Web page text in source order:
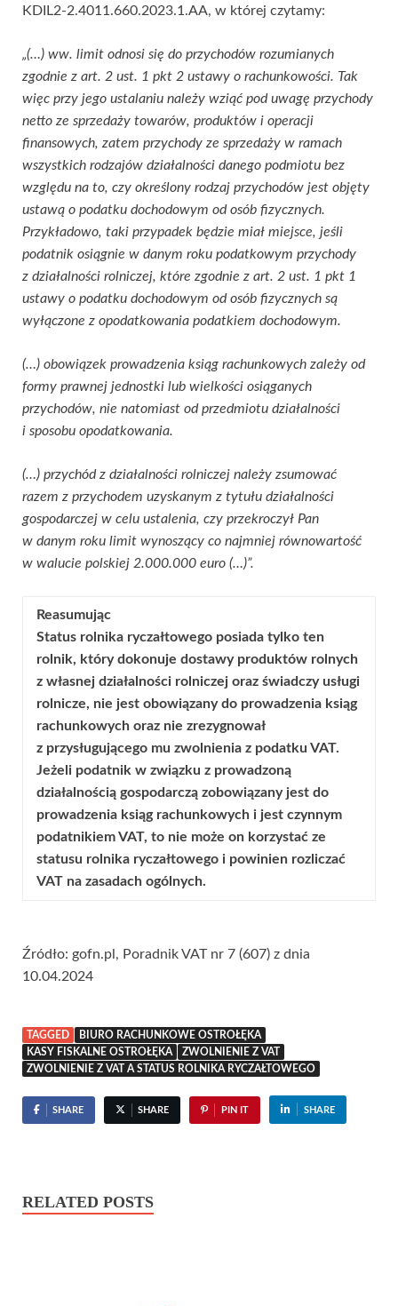
KDIL2-2.4011.660.2023.1.AA, w której czytamy:
„(…) ww. limit odnosi się do przychodów rozumianych
zgodnie z art. 2 ust. 1 pkt 2 ustawy o rachunkowości. Tak
więc przy jego ustalaniu należy wziąć pod uwagę przychody
netto ze sprzedaży towarów, produktów i operacji
finansowych, zatem przychody ze sprzedaży w ramach
wszystkich rodzajów działalności danego podmiotu bez
względu na to, czy określony rodzaj przychodów jest objęty
ustawą o podatku dochodowym od osób fizycznych.
Przykładowo, taki przypadek będzie miał miejsce, jeśli
podatnik osiągnie w danym roku podatkowym przychody
z działalności rolniczej, które zgodnie z art. 2 ust. 1 pkt 1
ustawy o podatku dochodowym od osób fizycznych są
wyłączone z opodatkowania podatkiem dochodowym.
(…) obowiązek prowadzenia ksiąg rachunkowych zależy od
formy prawnej jednostki lub wielkości osiąganych
przychodów, nie natomiast od przedmiotu działalności
i sposobu opodatkowania.
(…) przychód z działalności rolniczej należy zsumować
razem z przychodem uzyskanym z tytułu działalności
gospodarczej w celu ustalenia, czy przekroczył Pan
w danym roku limit wynoszący co najmniej równowartość
w walucie polskiej 2.000.000 euro (…)”.
Reasumując
Status rolnika ryczałtowego posiada tylko ten
rolnik, który dokonuje dostawy produktów rolnych
z własnej działalności rolniczej oraz świadczy usługi
rolnicze, nie jest obowiązany do prowadzenia ksiąg
rachunkowych oraz nie zrezygnował
z przysługującego mu zwolnienia z podatku VAT.
Jeżeli podatnik w związku z prowadzoną
działalnością gospodarczą zobowiązany jest do
prowadzenia ksiąg rachunkowych i jest czynnym
podatnikiem VAT, to nie może on korzystać ze
statusu rolnika ryczałtowego i powinien rozliczać
VAT na zasadach ogólnych.
Źródło: gofn.pl, Poradnik VAT nr 7 (607) z dnia
10.04.2024
TAGGED
BIURO RACHUNKOWE OSTROŁĘKA
KASY FISKALNE OSTROŁĘKA
ZWOLNIENIE Z VAT
ZWOLNIENIE Z VAT A STATUS ROLNIKA RYCZAŁTOWEGO
SHARE SHARE PIN IT SHARE
RELATED POSTS